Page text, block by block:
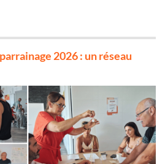
2026 : un réseau